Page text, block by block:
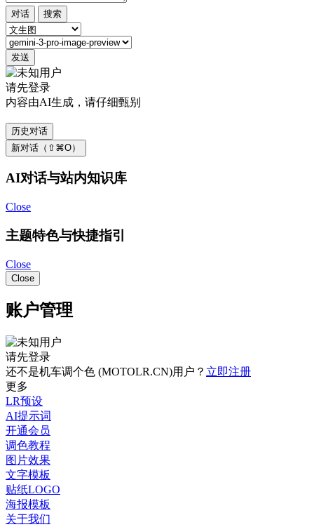
对话 搜索
发送
请先登录
内容由AI生成，请仔细甄别
历史对话
新对话（⇧⌘O）
AI对话与站内知识库
Close
主题特色与快捷指引
Close
Close
账户管理
请先登录
还不是机车调个色 (MOTOLR.CN)用户？ 立即注册
更多
LR预设
AI提示词
开通会员
调色教程
图片效果
文字模板
贴纸LOGO
海报模板
关于我们